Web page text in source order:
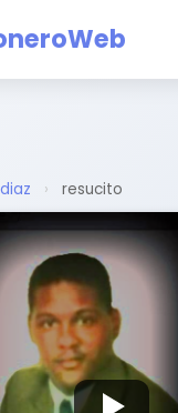
› resucito